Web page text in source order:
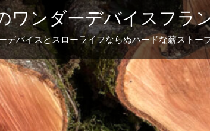
ワンダーデバイスフラ
デバイスとスローライフならぬハードな薪ストー